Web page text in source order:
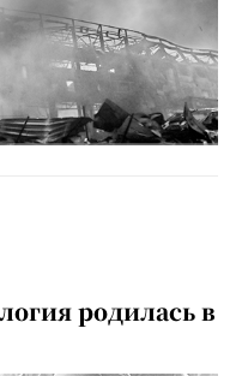
родилась в